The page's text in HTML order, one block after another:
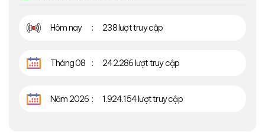
Hôm nay 238 lượt truy cập
Tháng 08 242.286 lượt truy cập
Năm 2026 1.924.154 lượt truy cập